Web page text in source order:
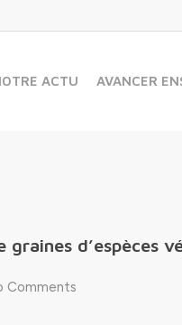
ACTU AVANCER
d’espèces
Comments